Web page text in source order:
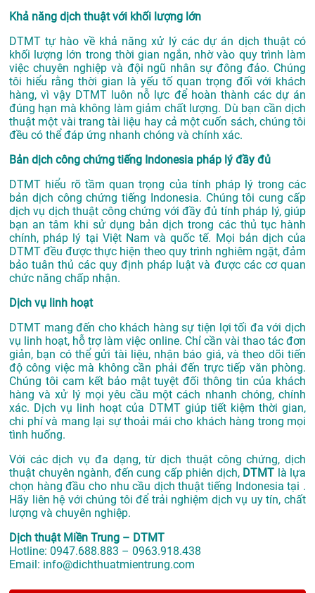
Khả năng dịch thuật với khối lượng lớn
DTMT tự hào về khả năng xử lý các dự án dịch thuật có
khối lượng lớn trong thời gian ngắn, nhờ vào quy trình làm
việc chuyên nghiệp và đội ngũ nhân sự đông đảo. Chúng
tôi hiểu rằng thời gian là yếu tố quan trọng đối với khách
hàng, vì vậy DTMT luôn nỗ lực để hoàn thành các dự án
đúng hạn mà không làm giảm chất lượng. Dù bạn cần dịch
thuật một vài trang tài liệu hay cả một cuốn sách, chúng tôi
đều có thể đáp ứng nhanh chóng và chính xác.
Bản dịch công chứng tiếng Indonesia pháp lý đầy đủ
DTMT hiểu rõ tầm quan trọng của tính pháp lý trong các
bản dịch công chứng tiếng Indonesia. Chúng tôi cung cấp
dịch vụ dịch thuật công chứng với đầy đủ tính pháp lý, giúp
bạn an tâm khi sử dụng bản dịch trong các thủ tục hành
chính, pháp lý tại Việt Nam và quốc tế. Mọi bản dịch của
DTMT đều được thực hiện theo quy trình nghiêm ngặt, đảm
bảo tuân thủ các quy định pháp luật và được các cơ quan
chức năng chấp nhận.
Dịch vụ linh hoạt
DTMT mang đến cho khách hàng sự tiện lợi tối đa với dịch
vụ linh hoạt, hỗ trợ làm việc online. Chỉ cần vài thao tác đơn
giản, bạn có thể gửi tài liệu, nhận báo giá, và theo dõi tiến
độ công việc mà không cần phải đến trực tiếp văn phòng.
Chúng tôi cam kết bảo mật tuyệt đối thông tin của khách
hàng và xử lý mọi yêu cầu một cách nhanh chóng, chính
xác. Dịch vụ linh hoạt của DTMT giúp tiết kiệm thời gian,
chi phí và mang lại sự thoải mái cho khách hàng trong mọi
tình huống.
Với các dịch vụ đa dạng, từ dịch thuật công chứng, dịch
thuật chuyên ngành, đến cung cấp phiên dịch, DTMT là lựa
chọn hàng đầu cho nhu cầu dịch thuật tiếng Indonesia tại .
Hãy liên hệ với chúng tôi để trải nghiệm dịch vụ uy tín, chất
lượng và chuyên nghiệp.
Dịch thuật Miền Trung – DTMT
Hotline: 0947.688.883 – 0963.918.438
Email: info@dichthuatmientrung.com